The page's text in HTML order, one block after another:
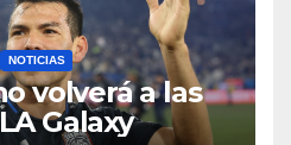
NOTICIAS
volverá a las
Galaxy